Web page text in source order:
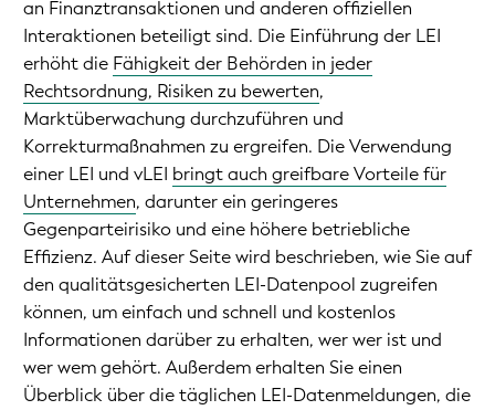
an Finanztransaktionen und anderen offiziellen
Interaktionen beteiligt sind. Die Einführung der LEI
erhöht die Fähigkeit der Behörden in jeder
Rechtsordnung, Risiken zu bewerten,
Marktüberwachung durchzuführen und
Korrekturmaßnahmen zu ergreifen. Die Verwendung
einer LEI und vLEI bringt auch greifbare Vorteile für
Unternehmen, darunter ein geringeres
Gegenparteirisiko und eine höhere betriebliche
Effizienz. Auf dieser Seite wird beschrieben, wie Sie auf
den qualitätsgesicherten LEI-Datenpool zugreifen
können, um einfach und schnell und kostenlos
Informationen darüber zu erhalten, wer wer ist und
wer wem gehört. Außerdem erhalten Sie einen
Überblick über die täglichen LEI-Datenmeldungen, die